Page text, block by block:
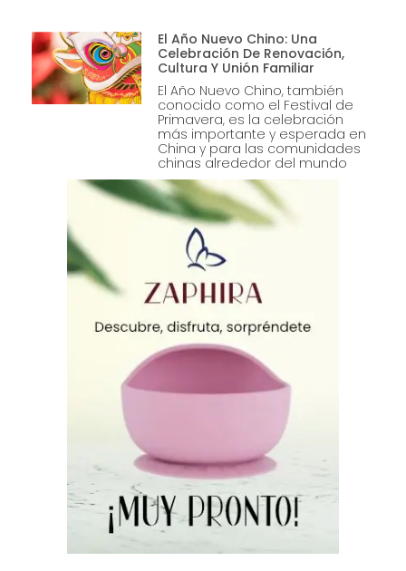
El Año Nuevo Chino: Una
Celebración De Renovación,
Cultura Y Unión Familiar
El Año Nuevo Chino, también
conocido como el Festival de
Primavera, es la celebración
más importante y esperada en
China y para las comunidades
chinas alrededor del mundo